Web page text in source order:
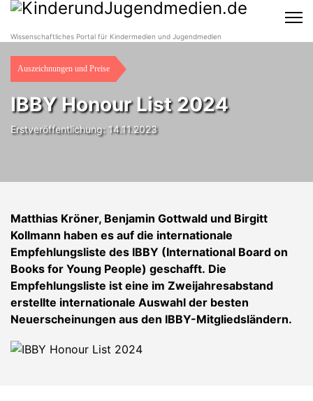
Wissenschaftliches Portal für Kindermedien und Jugendmedien
Auszeichnungen und Preise
IBBY Honour List 2024
Erstveröffentlichung: 14.11.2023
Matthias Kröner, Benjamin Gottwald und Birgitt
Kollmann haben es auf die internationale
Empfehlungsliste des IBBY (International Board on
Books for Young People) geschafft. Die
Empfehlungsliste ist eine im Zweijahresabstand
erstellte internationale Auswahl der besten
Neuerscheinungen aus den IBBY-Mitgliedsländern.